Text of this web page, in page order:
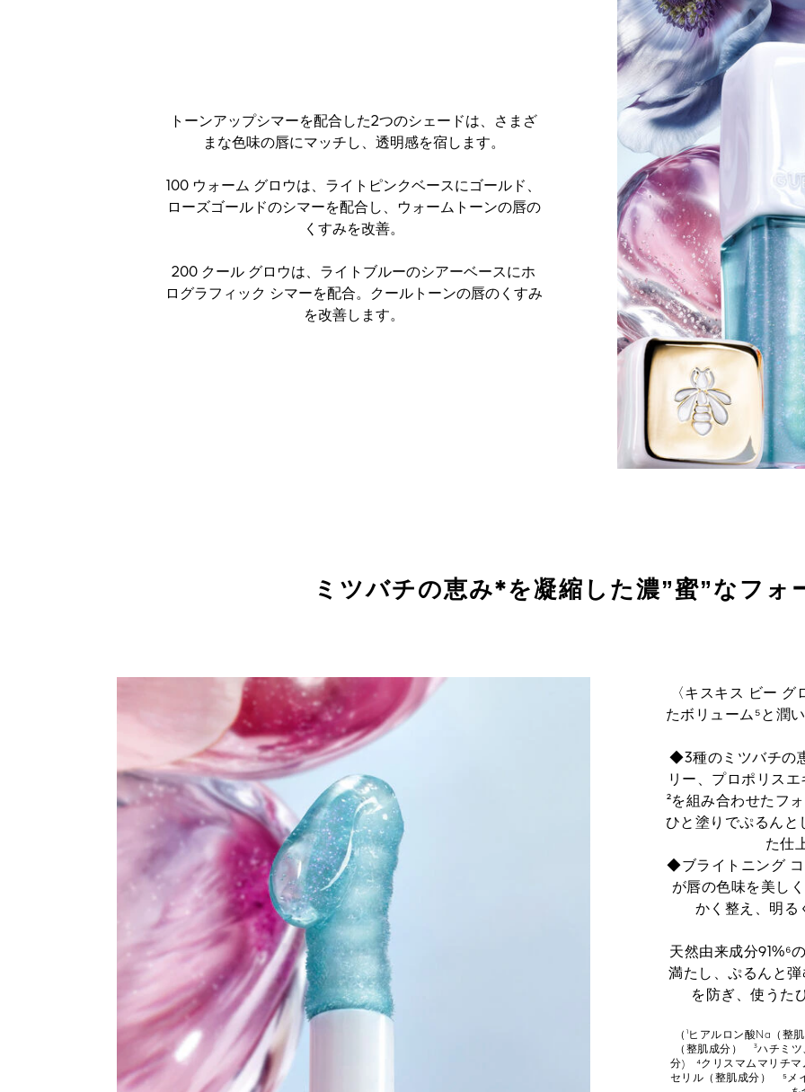
トーンアップシマーを配合した2つのシェードは、さまざ
まな色味の唇にマッチし、透明感を宿します。
100 ウォーム グロウは、ライトピンクベースにゴールド、
ローズゴールドのシマーを配合し、ウォームトーンの唇の
くすみを改善。
200 クール グロウは、ライトブルーのシアーベースにホ
ログラフィック シマーを配合。クールトーンの唇のくすみ
を改善します。
ミツバチの恵み*を凝縮した濃”蜜”なフォ
〈キスキス ビー
たボリューム⁵と潤
◆3種のミツバチの
リー、プロポリス
²を組み合わせたフ
ひと塗りでぷるんと
た仕
◆ブライトニング
が唇の色味を美し
かく整え、明る
天然由来成分91%⁶
満たし、ぷるんと
を防ぎ、使うた
（¹ヒアルロン酸Na（
（整肌成分） ³ハチミ
分) ⁴クリスマムマリチマ
セリル（整肌成分） ⁵メ